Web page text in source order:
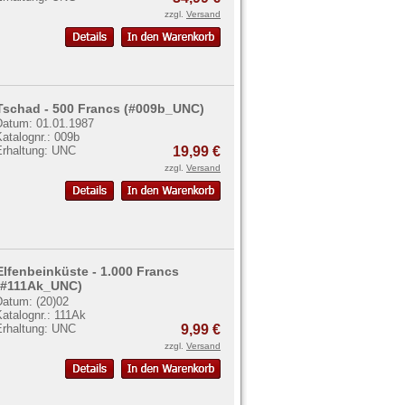
zzgl. Versand
- 500 Francs (#009b_UNC)
01.01.1987
009b
UNC
19,99 €
zzgl. Versand
- 1.000 Francs
(20)02
111Ak
UNC
9,99 €
zzgl. Versand